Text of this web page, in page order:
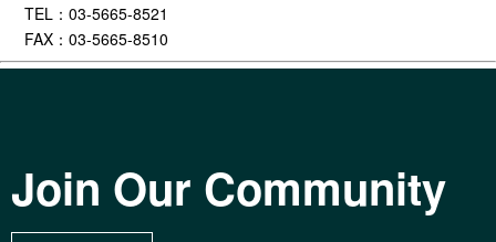
TEL：03-5665-8521
FAX：03-5665-8510
Join Our Community